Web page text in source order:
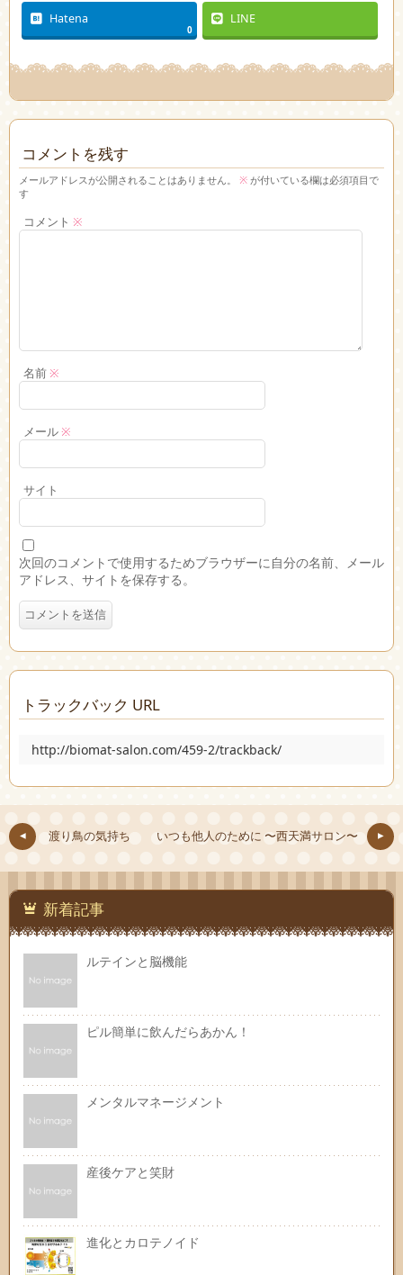
Hatena
0
LINE
コメントを残す
メールアドレスが公開されることはありません。 ※ が付いている欄は必須項目で
す
コメント ※
名前※
メール※
サイト
次回のコメントで使用するためブラウザーに自分の名前、メール
アドレス、サイトを保存する。
トラックバック URL
http://biomat-salon.com/459-2/trackback/
渡り鳥の気持ち いつも他人のために 〜西天満サロン〜
新着記事
ルテインと脳機能
ピル簡単に飲んだらあかん！
メンタルマネージメント
産後ケアと笑財
進化とカロテノイド